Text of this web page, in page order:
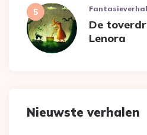
De
Lenora
Nieuwste verhalen